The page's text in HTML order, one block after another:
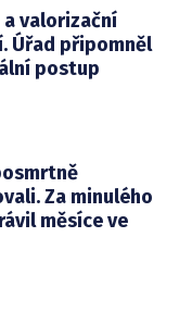
a valorizační
Úřad připomněl
postup
Za minulého
měsíce ve